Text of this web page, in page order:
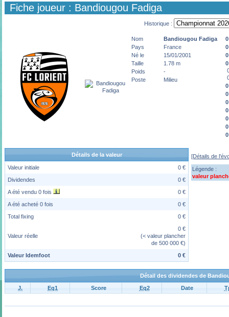
Fiche joueur : Bandiougou Fadiga
Historique :
Nom Bandiougou Fadiga
Pays
France
Né le
15/01/2001
Taille
1.78 m
Poids
-
Poste
Milieu
0
0
0
0
0
0
0
0
0
0
0
Détails de la valeur
Valeur initiale
0 €
Dividendes
0 €
A été vendu 0 fois
0 €
A été acheté 0 fois
0 €
Total fixing
0 €
Valeur réelle
0 €
(< valeur plancher
de 500 000 €)
Valeur Idemfoot
0 €
[Détails de
Légende :
valeur
Détail des dividendes de
J.
Eq1 Score Eq2 Date